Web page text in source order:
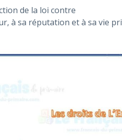
de la loi contre
à sa réputation et à sa vie